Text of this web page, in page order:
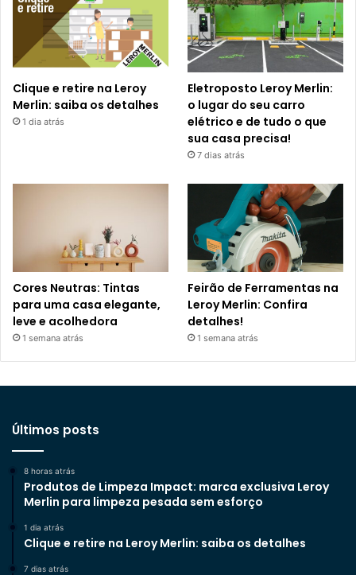
Clique e retire na Leroy
Merlin: saiba os detalhes
1 dia atrás
Eletroposto Leroy Merlin:
o lugar do seu carro
elétrico e de tudo o que
sua casa precisa!
7 dias atrás
Cores Neutras: Tintas
para uma casa elegante,
leve e acolhedora
1 semana atrás
Feirão de Ferramentas na
Leroy Merlin: Confira
detalhes!
1 semana atrás
Últimos posts
8 horas atrás
Produtos de Limpeza Impact: marca exclusiva Leroy
Merlin para limpeza pesada sem esforço
1 dia atrás
Clique e retire na Leroy Merlin: saiba os detalhes
7 dias atrás